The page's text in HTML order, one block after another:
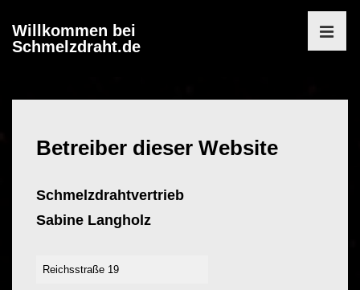
Zum
Inhalt
Willkommen bei
Schmelzdraht.de
Betreiber dieser Website
Schmelzdrahtvertrieb
Sabine Langholz
Reichsstraße 19